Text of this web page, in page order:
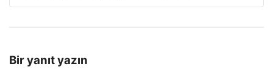
Bir yanıt yazın